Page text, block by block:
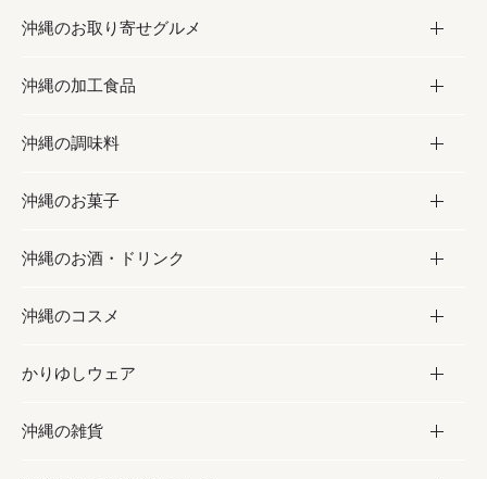
沖縄のお取り寄せグルメ
お取り寄せグルメ
フルーツ・野菜
お肉
海産物
沖縄の加工食品
加工食品
缶詰／パウチ
沖縄料理
沖縄そば／乾麺
レトルト食品
乾物／粉類
沖縄の調味料
調味料
砂糖／黒砂糖
塩
お酢／ドレッシング
しょうゆ
沖縄のお菓子
お菓子
黒糖
ちんすこう
伝統菓子
沖縄のお酒・ドリンク
お酒・ドリンク
泡盛
ビール・チューハイ
沖縄のコスメ
コスメ
スキンケア
かりゆしウェア
かりゆしウェア
沖縄の雑貨